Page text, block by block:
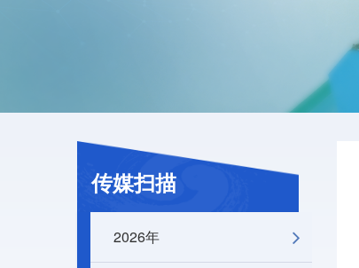
传媒扫描
2026年